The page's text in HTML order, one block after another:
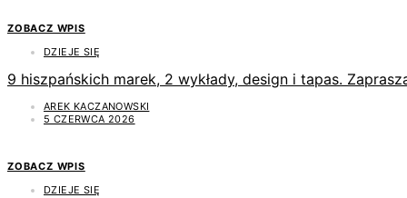
ZOBACZ WPIS
DZIEJE SIĘ
9 hiszpańskich marek, 2 wykłady, design i tapas.
AREK KACZANOWSKI
5 CZERWCA 2026
ZOBACZ WPIS
DZIEJE SIĘ